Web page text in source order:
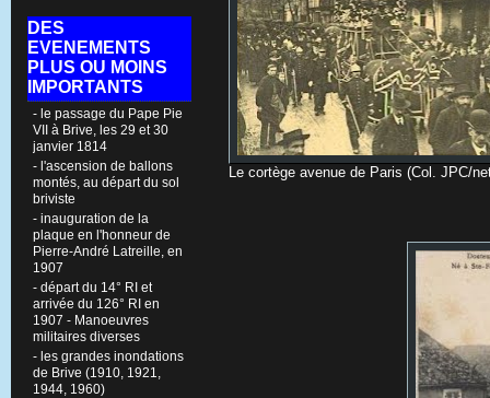
DES
EVENEMENTS
PLUS OU MOINS
IMPORTANTS
- le passage du Pape Pie
VII à Brive, les 29 et 30
janvier 1814
- l'ascension de ballons
montés, au départ du sol
briviste
- inauguration de la
plaque en l'honneur de
Pierre-André Latreille, en
1907
- départ du 14° RI et
arrivée du 126° RI en
1907 - Manoeuvres
militaires diverses
- les grandes inondations
de Brive (1910, 1921,
1944, 1960)
Le cortège avenue de Paris (Col. JPC/